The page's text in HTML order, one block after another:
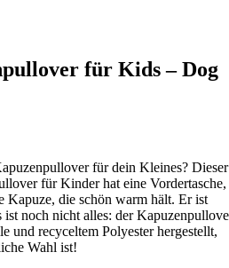
für Kids – Dog
für dein Kleines? Dieser
für Kinder hat eine Vordertasche,
Kapuze, die schön warm hält. Er ist
ist noch nicht alles: der
und recyceltem Polyester hergestellt,
Wahl ist!